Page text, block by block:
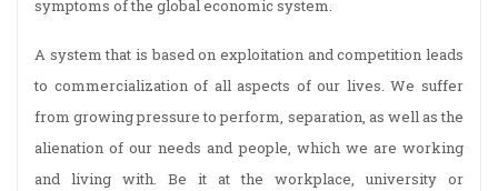
symptoms of the global economic system.
A system that is based on exploitation and competition leads
to commercialization of all aspects of our lives. We suffer
from growing pressure to perform, separation, as well as the
alienation of our needs and people, which we are working
and living with. Be it at the workplace, university or